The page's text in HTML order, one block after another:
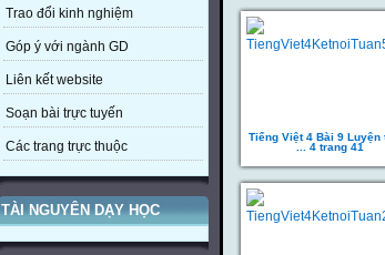
Trao đổi kinh nghiệm
Góp ý với ngành GD
Liên kết website
Soạn bài trực tuyến
Các trang trực thuộc
TÀI NGUYÊN DẠY HỌC
Tiếng Việt 4 Bài 9 Luyện
... 4 trang 41